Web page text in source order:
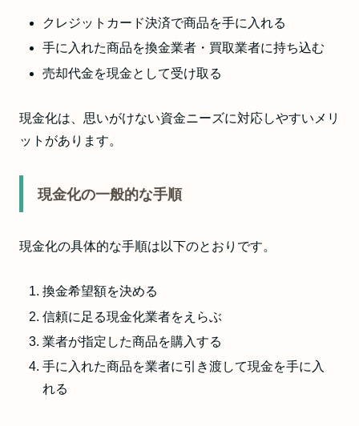
クレジットカード決済で商品を手に入れる
手に入れた商品を換金業者・買取業者に持ち込む
売却代金を現金として受け取る
現金化は、思いがけない資金ニーズに対応しやすいメリ
ットがあります。
現金化の一般的な手順
現金化の具体的な手順は以下のとおりです。
換金希望額を決める
信頼に足る現金化業者をえらぶ
業者が指定した商品を購入する
手に入れた商品を業者に引き渡して現金を手に入
れる